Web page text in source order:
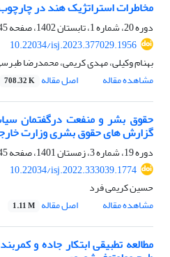
مخاطرات استراتژیک هند در
دوره 20، شماره 1، تابستان 1402، صفحه
10.22034/isj.2023.377029.1956
بهنام وکیلی، مهدی کریمی، محمدرضا
مشاهده مقاله
اصل مقاله 708.32 K
حقوق بشر و منفعت درگفتمان
گزارش های حقوق بشری وزارت
دوره 19، شماره 3، زمستان 1401، صفحه
10.22034/isj.2022.333039.1774
حسین کریمی فرد
مشاهده مقاله
اصل مقاله 1.11 M
مطالعه تطبیقی ابتکار جاده و